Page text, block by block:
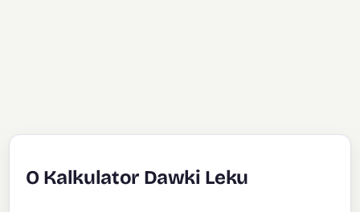
O Kalkulator Dawki Leku